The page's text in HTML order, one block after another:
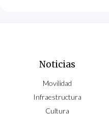
Noticias
Movilidad
Infraestructura
Cultura